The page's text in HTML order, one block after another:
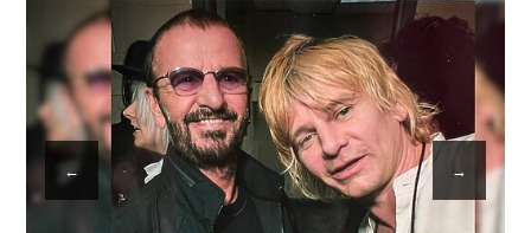
← →